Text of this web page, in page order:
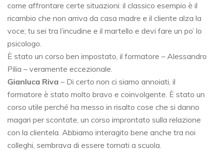
come affrontare certe situazioni: il classico esempio è il
ricambio che non arriva da casa madre e il cliente alza la
voce; tu sei tra l’incudine e il martello e devi fare un po’ lo
psicologo.
È stato un corso ben impostato, il formatore – Alessandro
Pilia – veramente eccezionale.
Gianluca Riva – Di certo non ci siamo annoiati, il
formatore è stato molto bravo e coinvolgente. È stato un
corso utile perché ha messo in risalto cose che si danno
magari per scontate, un corso improntato sulla relazione
con la clientela. Abbiamo interagito bene anche tra noi
colleghi, sembrava di essere tornati a scuola.